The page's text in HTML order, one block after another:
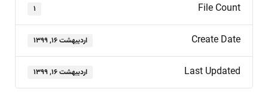
File Count ۱
Create Date اردیبهشت ۱۶, ۱۳۹۹
Last Updated اردیبهشت ۱۶, ۱۳۹۹